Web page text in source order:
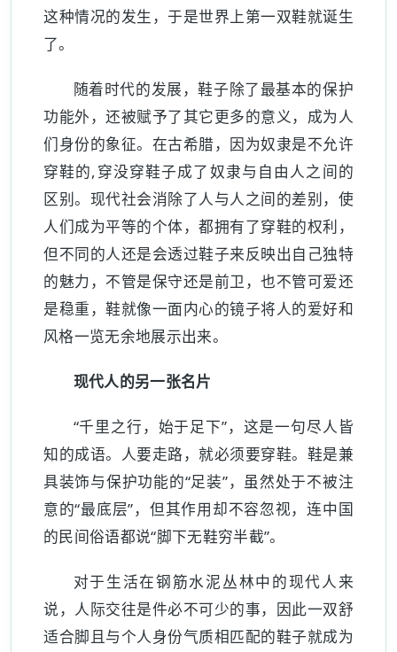
这种情况的发生，于是世界上第一双鞋就诞生
了。
随着时代的发展，鞋子除了最基本的保护
功能外，还被赋予了其它更多的意义，成为人
们身份的象征。在古希腊，因为奴隶是不允许
穿鞋的,穿没穿鞋子成了奴隶与自由人之间的
区别。现代社会消除了人与人之间的差别，使
人们成为平等的个体，都拥有了穿鞋的权利，
但不同的人还是会透过鞋子来反映出自己独特
的魅力，不管是保守还是前卫，也不管可爱还
是稳重，鞋就像一面内心的镜子将人的爱好和
风格一览无余地展示出来。
现代人的另一张名片
“千里之行，始于足下”，这是一句尽人皆
知的成语。人要走路，就必须要穿鞋。鞋是兼
具装饰与保护功能的“足装”，虽然处于不被注
意的“最底层”，但其作用却不容忽视，连中国
的民间俗语都说“脚下无鞋穷半截”。
对于生活在钢筋水泥丛林中的现代人来
说，人际交往是件必不可少的事，因此一双舒
适合脚且与个人身份气质相匹配的鞋子就成为